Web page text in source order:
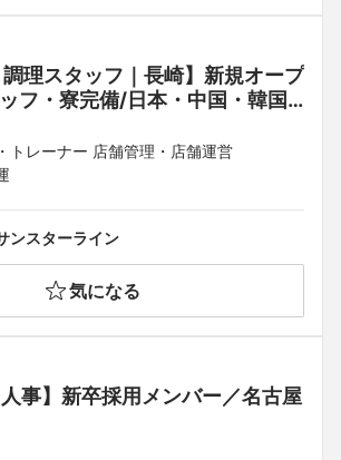
調理スタッフ｜長崎】新規オープ
フ・寮完備/日本・中国・韓国
開する総合物流企業が担う旅館
トレーナー 店舗管理・店舗運営
ンスターライン
気になる
人事】新卒採用メンバー／名古屋